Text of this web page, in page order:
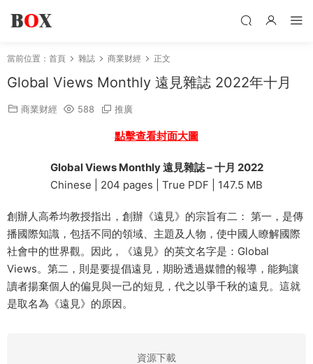
當前位置： 首頁 雜誌 商業财經 正文
Global Views Monthly 遠見雜誌 2022年十月
商業财經 588 推廣
點擊查看封面大圖
Global Views Monthly 遠見雜誌 – 十月 2022
Chinese | 204 pages | True PDF | 147.5 MB
創辦人高希均教授指出，創辦《遠見》的宗旨有二： 第一，是傳
播國際知識，包括不同的領域、主題及人物，使中國人瞭解國際
社會中的世界觀。因此，《遠見》的英文名字是：Global
Views。第二，則是要提倡遠見，期盼透過媒體的報導，能夠讓
讀者揚棄個人的偏見與一己的短見，代之以爭千秋的遠見。這就
是取名為《遠見》的原因。
資源下載